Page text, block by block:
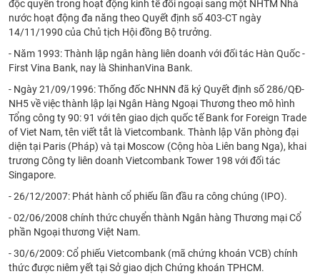
độc quyền trong hoạt động kinh tế đối ngoại sang một NHTM Nhà
nước hoạt động đa năng theo Quyết định số 403-CT ngày
14/11/1990 của Chủ tịch Hội đồng Bộ trưởng.
- Năm 1993: Thành lập ngân hàng liên doanh với đối tác Hàn Quốc -
First Vina Bank, nay là ShinhanVina Bank.
- Ngày 21/09/1996: Thống đốc NHNN đã ký Quyết định số 286/QĐ-
NH5 về việc thành lập lại Ngân Hàng Ngoại Thương theo mô hình
Tổng công ty 90: 91 với tên giao dịch quốc tế Bank for Foreign Trade
of Viet Nam, tên viết tắt là Vietcombank. Thành lập Văn phòng đại
diện tại Paris (Pháp) và tại Moscow (Cộng hòa Liên bang Nga), khai
trương Công ty liên doanh Vietcombank Tower 198 với đối tác
Singapore.
- 26/12/2007: Phát hành cổ phiếu lần đầu ra công chúng (IPO).
- 02/06/2008 chính thức chuyển thành Ngân hàng Thương mại Cổ
phần Ngoại thương Việt Nam.
- 30/6/2009: Cổ phiếu Vietcombank (mã chứng khoán VCB) chính
thức được niêm yết tại Sở giao dịch Chứng khoán TPHCM.
ĐỘNG
SẢN
Mã
chứng
khoán
(-)
Tất cả Cổ phiếu Chỉ số Chứng chỉ quỹ Chứng
Lãnh
đạo
Tất cả Người nội bộ Người liên quan Cổ đông lớn
Tin
tức